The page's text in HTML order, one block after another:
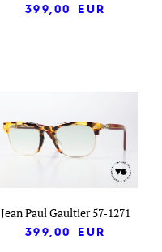
399,00
EUR
Jean Paul Gaultier 57-1271
399,00
EUR